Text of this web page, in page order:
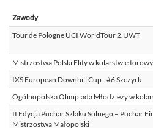
Zawody
Tour de Pologne UCI WorldTour 2.UWT
Mistrzostwa Polski Elity w kolarstwie
IXS European Downhill Cup - #6 Szczyrk
Ogólnopolska Olimpiada Młodzieży w
II Edycja Puchar Szlaku Solnego – Puchar
Mistrzostwa Małopolski